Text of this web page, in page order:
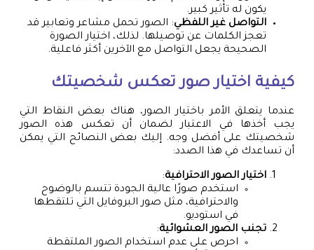
يكون له تأثير كبير.
التواصل غير اللفظي: الصور تحمل مشاعر وتعابير قد
تعجز الكلمات عن توصيلها. لذلك، اختيار الصورة
الصحيحة يجعل التواصل مع الآخرين أكثر فاعلية.
كيفية اختيار صور تعكس شخصيتك
عندما يتعلق الأمر باختيار الصور، هناك بعض النقاط التي
يجب أخذها في الاعتبار لضمان أن تعكس هذه الصور
شخصيتك على أفضل وجه. إليك بعض النصائح التي يمكن
أن تساعدك في هذا الصدد:
اختيار الصور الاحترافية:
استخدم صورًا عالية الجودة تتسم بالوضوح
والاحترافية، مثل صور البروفايل التي تلتقطها
في استوديو.
تجنب الصور العشوائية:
احرص على عدم استخدام الصور الملتقطة